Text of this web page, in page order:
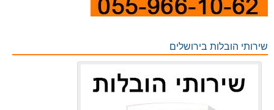
שירותי הובלות בירושלים